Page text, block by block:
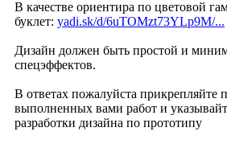
В качестве ориентира по цветовой
буклет: yadi.sk/d/6uTOMzt73YLp9M/...
Дизайн должен быть простой и
спецэффектов.
В ответах пожалуйста прикрепляйте
выполненных вами работ и
разработки дизайна по прототипу